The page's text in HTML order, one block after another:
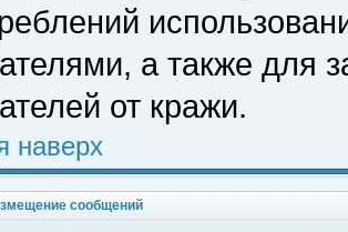
а также для
от кражи.
наверх
сообщений